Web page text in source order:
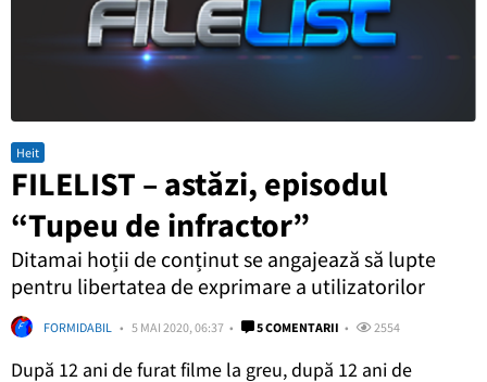
Heit
FILELIST – astăzi, episodul
“Tupeu de infractor”
Ditamai hoții de conținut se angajează să lupte
pentru libertatea de exprimare a utilizatorilor
FORMIDABIL 5 MAI 2020, 06:37 5 COMENTARII 2554
După 12 ani de furat filme la greu, după 12 ani de